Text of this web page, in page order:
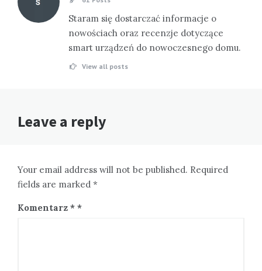
Staram się dostarczać informacje o
nowościach oraz recenzje dotyczące
smart urządzeń do nowoczesnego domu.
View all posts
Leave a reply
Your email address will not be published. Required
fields are marked *
Komentarz *